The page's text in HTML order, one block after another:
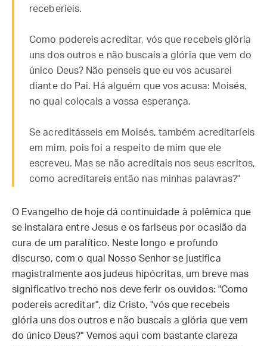
receberíeis.
Como podereis acreditar, vós que recebeis glória
uns dos outros e não buscais a glória que vem do
único Deus? Não penseis que eu vos acusarei
diante do Pai. Há alguém que vos acusa: Moisés,
no qual colocais a vossa esperança.
Se acreditásseis em Moisés, também acreditaríeis
em mim, pois foi a respeito de mim que ele
escreveu. Mas se não acreditais nos seus escritos,
como acreditareis então nas minhas palavras?"
O Evangelho de hoje dá continuidade à polêmica que
se instalara entre Jesus e os fariseus por ocasião da
cura de um paralítico. Neste longo e profundo
discurso, com o qual Nosso Senhor se justifica
magistralmente aos judeus hipócritas, um breve mas
significativo trecho nos deve ferir os ouvidos: "Como
podereis acreditar", diz Cristo, "vós que recebeis
glória uns dos outros e não buscais a glória que vem
do único Deus?" Vemos aqui com bastante clareza